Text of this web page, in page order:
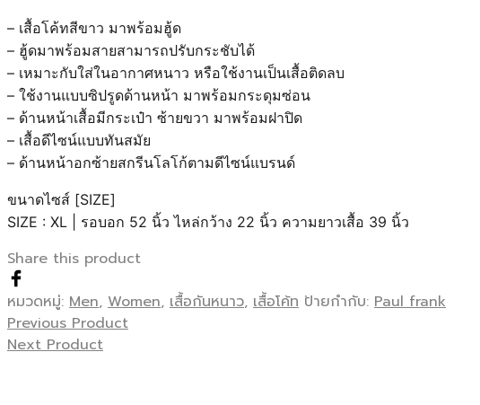
– เสื้อโค้ทสีขาว มาพร้อมฮู้ด
– ฮู้ดมาพร้อมสายสามารถปรับกระชับได้
– เหมาะกับใส่ในอากาศหนาว หรือใช้งานเป็นเสื้อติดลบ
– ใช้งานแบบซิปรูดด้านหน้า มาพร้อมกระดุมซ่อน
– ด้านหน้าเสื้อมีกระเป๋า ซ้ายขวา มาพร้อมฝาปิด
– เสื้อดีไซน์แบบทันสมัย
– ด้านหน้าอกซ้ายสกรีนโลโก้ตามดีไซน์แบรนด์
ขนาดไซส์ [SIZE]
SIZE : XL | รอบอก 52 นิ้ว ไหล่กว้าง 22 นิ้ว ความยาวเสื้อ 39 นิ้ว
Share this product
หมวดหมู่: Men, Women, เสื้อกันหนาว, เสื้อโค้ท ป้ายกำกับ: Paul frank
Previous Product
Next Product